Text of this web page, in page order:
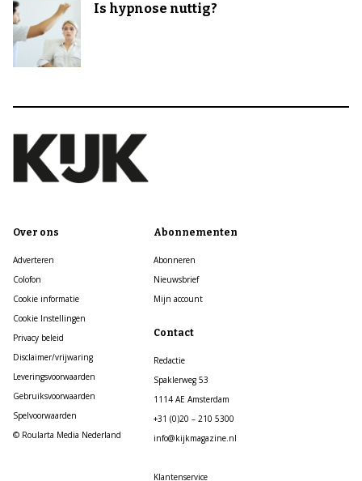
Is hypnose nuttig?
Over ons
Adverteren
Colofon
Cookie informatie
Cookie Instellingen
Privacy beleid
Disclaimer/vrijwaring
Leveringsvoorwaarden
Gebruiksvoorwaarden
Spelvoorwaarden
© Roularta Media Nederland
Abonnementen
Abonneren
Nieuwsbrief
Mijn account
Contact
Redactie
Spaklerweg 53
1114 AE Amsterdam
+31 (0)20 – 210 5300
info@kijkmagazine.nl
Klantenservice